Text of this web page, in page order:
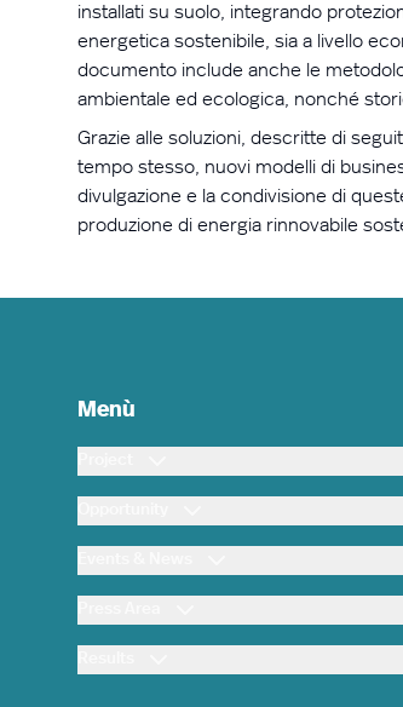
installati su suolo, integrando
energetica sostenibile, sia a livello
documento include anche le
ambientale ed ecologica, nonché
Grazie alle soluzioni, descritte di
tempo stesso, nuovi modelli di
divulgazione e la condivisione di
produzione di energia rinnovabile
Menù